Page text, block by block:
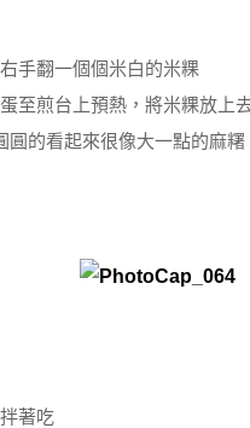
手翻一個個米白的米粿
至煎台上預熱，將米粿放上
圓的看起來很像大一點的麻糬
著吃